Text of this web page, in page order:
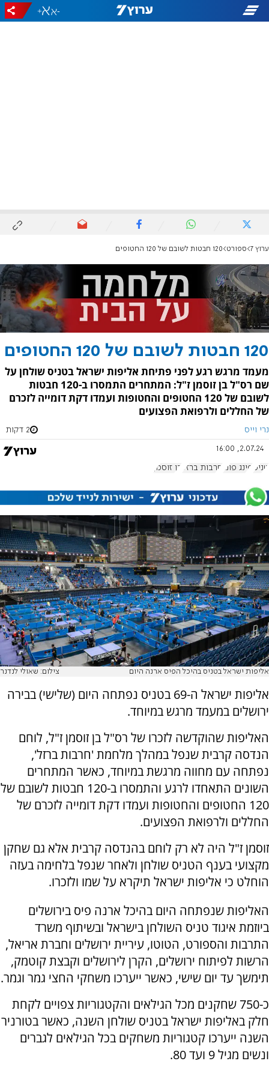
-
+
ערוץ 7 ספורט 120 חבטות לשובם של 120 החטופים
120 חבטות לשובם של 120 החטופים
מעמד מרגש רגע לפני פתיחת אליפות ישראל בטניס שולחן על
שם רס"ל בן זוסמן ז"ל: המתחרים התמסרו ב-120 חבטות
לשובם של 120 החטופים והחטופות ועמדו דקת דומייה לזכרם
של החללים ולרפואת הפצועים
נרי וייס 2 דקות
2.07.24, 16:00
טניס פינג פונג חרבות ברזל בן זוסמן
אליפות ישראל בטניס בהיכל הפיס ארנה היום צילום: שאולי לנדנר
אליפות ישראל ה-69 בטניס נפתחה היום (שלישי) בבירה
ירושלים במעמד מרגש במיוחד.
האליפות שהוקדשה לזכרו של רס"ל בן זוסמן ז"ל, לוחם
הנדסה קרבית שנפל במהלך מלחמת 'חרבות ברזל',
נפתחה עם מחווה מרגשת במיוחד, כאשר המתחרים
השונים התאחדו לרגע והתמסרו ב-120 חבטות לשובם של
120 החטופים והחטופות ועמדו דקת דומייה לזכרם של
החללים ולרפואת הפצועים.
זוסמן ז"ל היה לא רק לוחם בהנדסה קרבית אלא גם שחקן
מקצועי בענף הטניס שולחן ולאחר שנפל בלחימה בעזה
הוחלט כי אליפות ישראל תיקרא על שמו ולזכרו.
האליפות שנפתחה היום בהיכל ארנה פיס בירושלים
ביוזמת איגוד טניס השולחן בישראל ובשיתוף משרד
התרבות והספורט, הטוטו, עיריית ירושלים וחברת אריאל,
הרשות לפיתוח ירושלים, הקרן לירושלים וקבצת קוטמק,
תימשך עד יום שישי, כאשר ייערכו משחקי החצי גמר וגמר.
כ-750 שחקנים מכל הגילאים והקטגוריות צפויים לקחת
חלק באליפות ישראל בטניס שולחן השנה, כאשר בטורניר
השנה ייערכו קטגוריות משחקים בכל הגילאים לגברים
ונשים מגיל 9 ועד 80.